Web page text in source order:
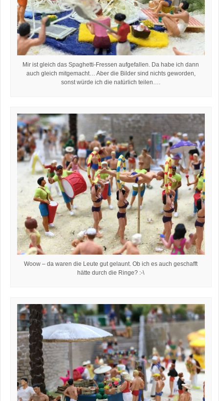
Mir ist gleich das Spaghetti-Fressen aufgefallen. Da habe ich dann
auch gleich mitgemacht… Aber die Bilder sind nichts geworden,
sonst würde ich die natürlich teilen….
Woow – da waren die Leute gut gelaunt. Ob ich es auch geschafft
hätte durch die Ringe? :-\